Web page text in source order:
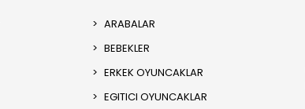
ARABALAR
BEBEKLER
ERKEK OYUNCAKLAR
EGITICI OYUNCAKLAR